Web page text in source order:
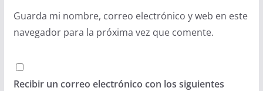
Guarda mi nombre, correo electrónico y web en este
navegador para la próxima vez que comente.
Recibir un correo electrónico con los siguientes